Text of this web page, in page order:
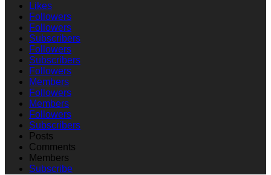
Likes
Followers
Followers
Subscribers
Followers
Subscribers
Followers
Members
Followers
Members
Followers
Subscribers
Posts
Comments
Members
Subscribe